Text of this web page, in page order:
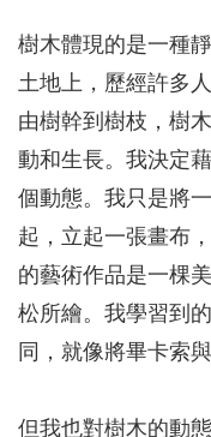
樹木體現的是一種
土地上，歷經許多
由樹幹到樹枝，樹
動和生長。我決定
個動態。我只是將
起，立起一張畫布
的藝術作品是一棵
松所繪。我學習到
同，就像將畢卡索
但我也對樹木的動